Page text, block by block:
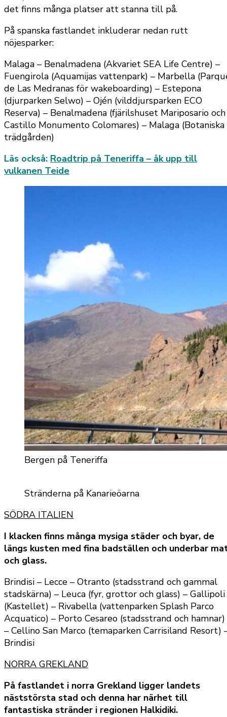
det finns många platser att stanna till på.
På spanska fastlandet inkluderar nedan rutt
nöjesparker:
Malaga – Benalmadena (Akvariet SEA Life Centre) –
Fuengirola (Aquamijas vattenpark) – Marbella
de Las Medranas för wakeboarding) – Estepona
(djurparken Selwo) – Ojén (vilddjursparken ECO
Reserva) – Benalmadena (fjärilshuset Mariposario och
Castillo Monumento Colomares) – Malaga (Botaniska
trädgården)
Läs också: Roadtrip på Teneriffa – åk upp till
vulkanen Teide
Bergen på Teneriffa
Stränderna på Kanarieöarna
SÖDRA ITALIEN
I klacken finns många mysiga städer och byar, de
längs kusten med fina badställen och underbar
och glass.
Brindisi – Lecce – Otranto (stadsstrand och gammal
stadskärna) – Leuca (fyr, grottor och glass) – Gallipoli
(Kastellet) – Rivabella (vattenparken Splash Parco
Acquatico) – Porto Cesareo (stadsstrand och hamnar)
– Cellino San Marco (temaparken Carrisiland Resort)
Brindisi
NORRA GREKLAND
På fastlandet i norra Grekland ligger landets
näststörsta stad och denna har närhet till
fantastiska stränder i regionen Halkidiki.